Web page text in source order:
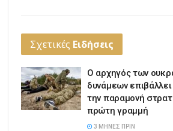
Σχετικές Ειδήσεις
Ο αρχηγός των
δυνάμεων επιβάλλει
την παραμονή
πρώτη γραμμή
3 ΜΉΝΕΣ ΠΡΙΝ